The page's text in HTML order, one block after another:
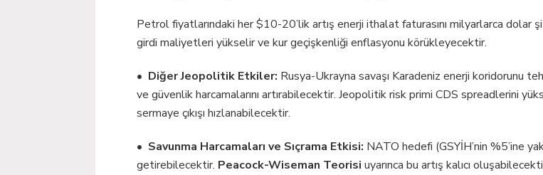
Petrol fiyatlarındaki her $10-20’lik artış enerji ithalat faturasını milyarlarca dolar
girdi maliyetleri yükselir ve kur geçişkenliği enflasyonu körükleyecektir.
• Diğer Jeopolitik Etkiler: Rusya-Ukrayna savaşı Karadeniz enerji koridorunu
ve güvenlik harcamalarını artırabilecektir. Jeopolitik risk primi CDS spreadlerini
sermaye çıkışı hızlanabilecektir.
• Savunma Harcamaları ve Sıçrama Etkisi: NATO hedefi (GSYİH’nin %5’ine
getirebilecektir. Peacock-Wiseman Teorisi uyarınca bu artış kalıcı